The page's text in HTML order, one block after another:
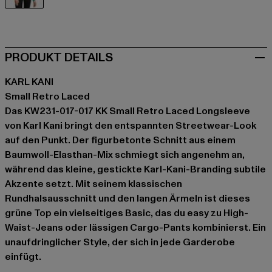
PRODUKT DETAILS
KARL KANI
Small Retro Laced
Das KW231-017-017 KK Small Retro Laced Longsleeve
von Karl Kani bringt den entspannten Streetwear-Look
auf den Punkt. Der figurbetonte Schnitt aus einem
Baumwoll-Elasthan-Mix schmiegt sich angenehm an,
während das kleine, gestickte Karl-Kani-Branding subtile
Akzente setzt. Mit seinem klassischen
Rundhalsausschnitt und den langen Ärmeln ist dieses
grüne Top ein vielseitiges Basic, das du easy zu High-
Waist-Jeans oder lässigen Cargo-Pants kombinierst. Ein
unaufdringlicher Style, der sich in jede Garderobe
einfügt.